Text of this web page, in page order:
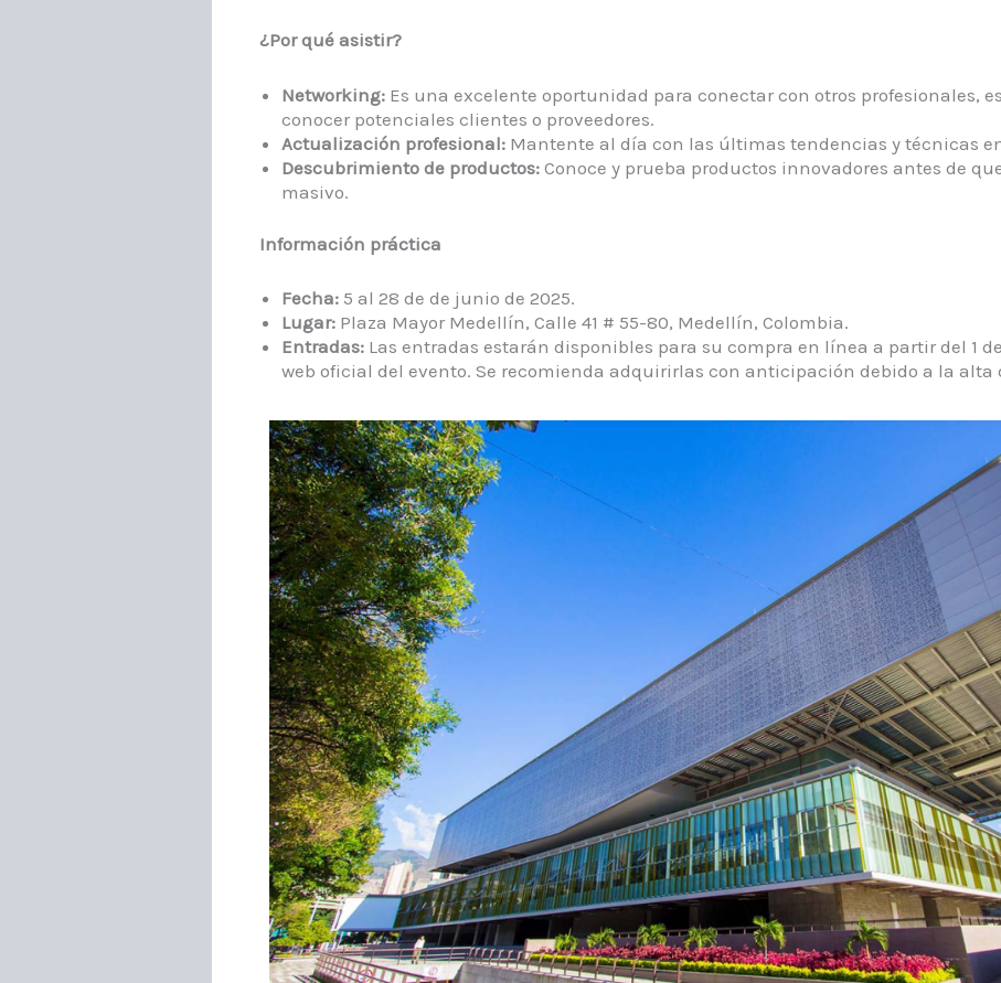
¿Por qué asistir?
Networking:Es una excelente oportunidad para conectar con otros profesionales,
conocer potenciales clientes o proveedores.​
Actualización profesional:Mantente al día con las últimas tendencias y técnicas
Descubrimiento de productos:Conoce y prueba productos innovadores antes de
masivo.​
Información práctica
Fecha:5 al 28 de de junio de 2025.​
Lugar:Plaza Mayor Medellín, Calle 41 # 55-80, Medellín, Colombia.​
Entradas:Las entradas estarán disponibles para su compra en línea a partir del 1
web oficial del evento. Se recomienda adquirirlas con anticipación debido a la alta